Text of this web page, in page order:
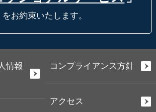
をお約束いたします。
情報
コンプライアンス方針
アクセス